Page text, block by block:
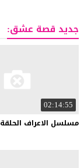
جديد قصة عشق:
02:14:55
مسلسل الاعراف الحلقة